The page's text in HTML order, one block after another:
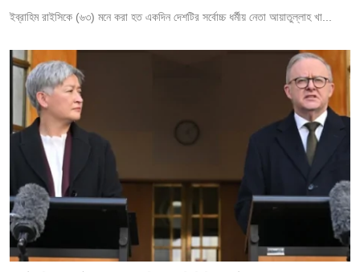
ইব্রাহিম রাইসিকে (৬৩) মনে করা হত একদিন দেশটির সর্বোচ্চ ধর্মীয় নেতা আয়াতুল্লাহ খা...